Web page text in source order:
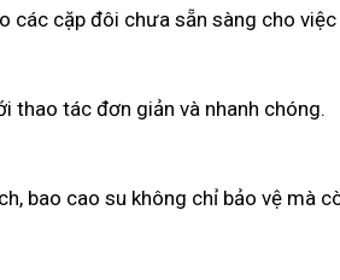
các cặp đôi chưa sẵn sàng cho
thao tác đơn giản và nhanh chóng.
bao cao su không chỉ bảo vệ mà